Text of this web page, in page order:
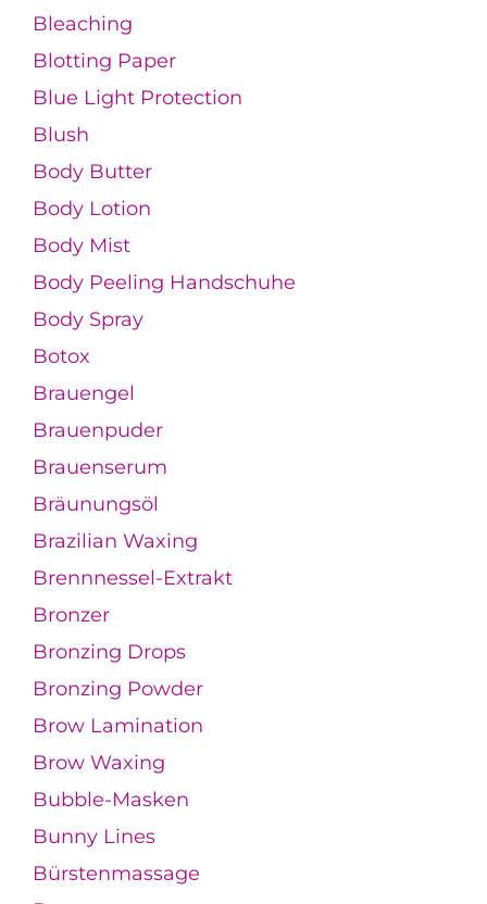
Bleaching
Blotting Paper
Blue Light Protection
Blush
Body Butter
Body Lotion
Body Mist
Body Peeling Handschuhe
Body Spray
Botox
Brauengel
Brauenpuder
Brauenserum
Bräunungsöl
Brazilian Waxing
Brennnessel-Extrakt
Bronzer
Bronzing Drops
Bronzing Powder
Brow Lamination
Brow Waxing
Bubble-Masken
Bunny Lines
Bürstenmassage